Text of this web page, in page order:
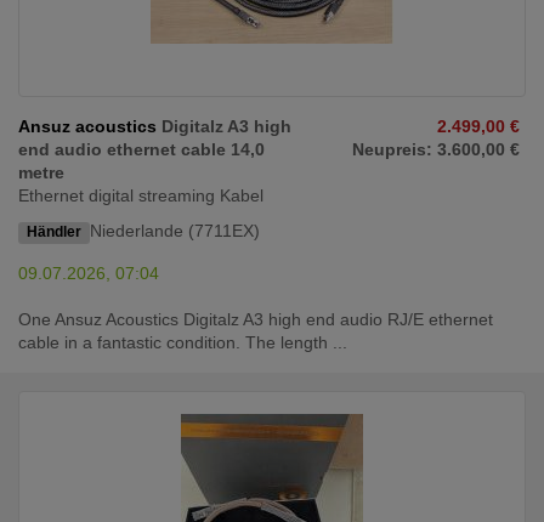
Ansuz acoustics Digitalz A3 high
end audio ethernet cable 14,0
metre
Ethernet digital streaming Kabel
Händler Niederlande (7711EX)
2.499,00 €
Neupreis: 3.600,00 €
09.07.2026, 07:04
One Ansuz Acoustics Digitalz A3 high end audio RJ/E ethernet
cable in a fantastic condition. The length ...